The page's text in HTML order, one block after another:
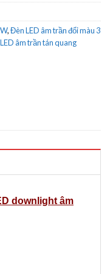
,Đèn LED âm trần đổi màu 3
âm trần tán quang
downlight âm